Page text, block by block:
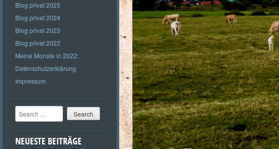
Blog privat 2025
Blog privat 2024
Blog privat 2023
Blog privat 2022
Meine Monate in 2022:
Datenschutzerklärung
Impressum
Search
NEUESTE BEITRÄGE